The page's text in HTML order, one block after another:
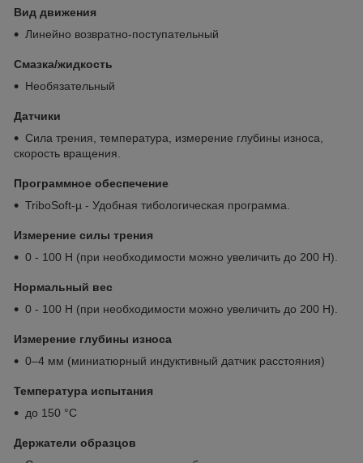
Вид движения
Линейно возвратно-поступательный
Смазка/жидкость
Необязательный
Датчики
Сила трения, температура, измерение глубины износа,
скорость вращения.
Программное обеспечение
TriboSoft-µ - Удобная тибологическая программа.
Измерение силы трения
0 - 100 Н (при необходимости можно увеличить до 200 Н).
Нормальный вес
0 - 100 Н (при необходимости можно увеличить до 200 Н).
Измерение глубины износа
0–4 мм (миниатюрный индуктивный датчик расстояния)
Температура испытания
до 150 °С
Держатели образцов